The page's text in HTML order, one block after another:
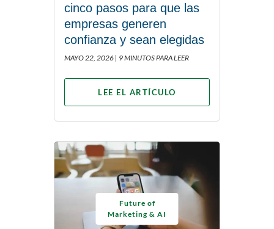
cinco pasos para que las
empresas generen
confianza y sean elegidas
MAYO 22, 2026 | 9 MINUTOS PARA LEER
LEE EL ARTÍCULO
Future of
Marketing & AI